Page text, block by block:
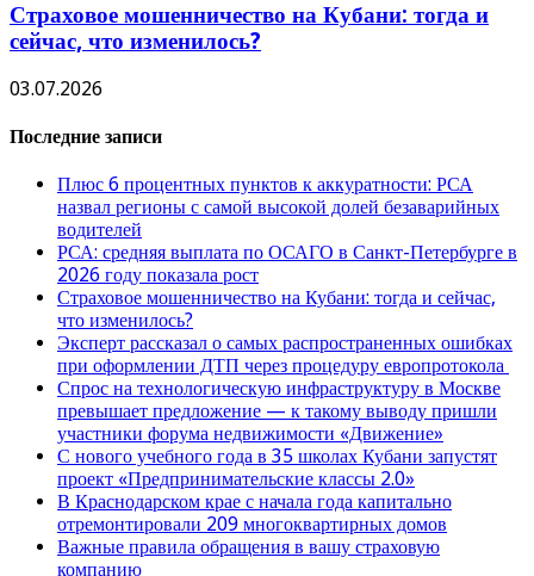
Страховое мошенничество на Кубани: тогда и
сейчас, что изменилось?
03.07.2026
Последние записи
Плюс 6 процентных пунктов к аккуратности: РСА
назвал регионы с самой высокой долей безаварийных
водителей
РСА: средняя выплата по ОСАГО в Санкт-Петербурге в
2026 году показала рост
Страховое мошенничество на Кубани: тогда и сейчас,
что изменилось?
Эксперт рассказал о самых распространенных ошибках
при оформлении ДТП через процедуру европротокола
Спрос на технологическую инфраструктуру в Москве
превышает предложение — к такому выводу пришли
участники форума недвижимости «Движение»
С нового учебного года в 35 школах Кубани запустят
проект «Предпринимательские классы 2.0»
В Краснодарском крае с начала года капитально
отремонтировали 209 многоквартирных домов
Важные правила обращения в вашу страховую
компанию